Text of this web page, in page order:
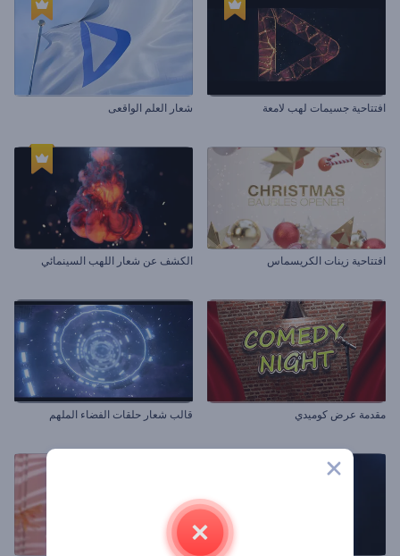
افتتاحية جسيمات لهب لامعة شعار العلم الواقعى
افتتاحية زينات الكريسماس الكشف عن شعار اللهب السينمائي
مقدمة عرض كوميدي قالب شعار حلقات الفضاء الملهم